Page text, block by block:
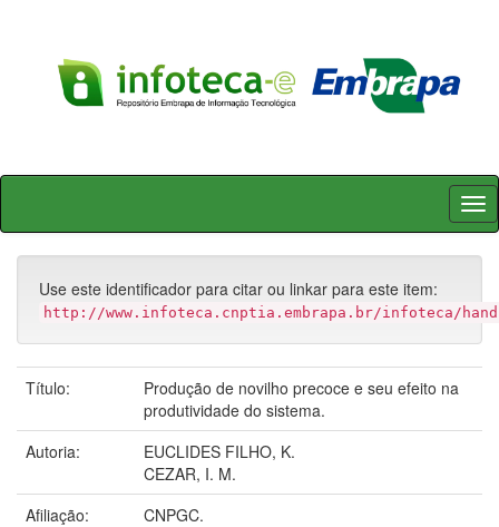
Skip
Use este identificador para citar ou linkar para este item:
http://www.infoteca.cnptia.embrapa.br/infoteca/
Título:
Produção de novilho precoce e seu efeito na
produtividade do sistema.
Autoria:
EUCLIDES FILHO, K.
CEZAR, I. M.
Afiliação:
CNPGC.